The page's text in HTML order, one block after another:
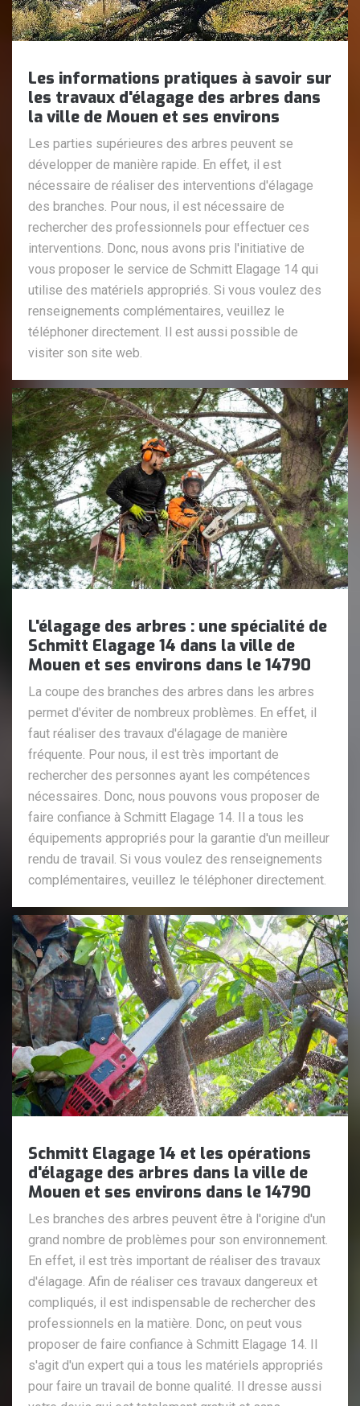
Les informations pratiques à savoir sur
les travaux d'élagage des arbres dans
la ville de Mouen et ses environs
Les parties supérieures des arbres peuvent se
développer de manière rapide. En effet, il est
nécessaire de réaliser des interventions d'élagage
des branches. Pour nous, il est nécessaire de
rechercher des professionnels pour effectuer ces
interventions. Donc, nous avons pris l'initiative de
vous proposer le service de Schmitt Elagage 14 qui
utilise des matériels appropriés. Si vous voulez des
renseignements complémentaires, veuillez le
téléphoner directement. Il est aussi possible de
visiter son site web.
L'élagage des arbres : une spécialité de
Schmitt Elagage 14 dans la ville de
Mouen et ses environs dans le 14790
La coupe des branches des arbres dans les arbres
permet d'éviter de nombreux problèmes. En effet, il
faut réaliser des travaux d'élagage de manière
fréquente. Pour nous, il est très important de
rechercher des personnes ayant les compétences
nécessaires. Donc, nous pouvons vous proposer de
faire confiance à Schmitt Elagage 14. Il a tous les
équipements appropriés pour la garantie d'un meilleur
rendu de travail. Si vous voulez des renseignements
complémentaires, veuillez le téléphoner directement.
Schmitt Elagage 14 et les opérations
d'élagage des arbres dans la ville de
Mouen et ses environs dans le 14790
Les branches des arbres peuvent être à l'origine d'un
grand nombre de problèmes pour son environnement.
En effet, il est très important de réaliser des travaux
d'élagage. Afin de réaliser ces travaux dangereux et
compliqués, il est indispensable de rechercher des
professionnels en la matière. Donc, on peut vous
proposer de faire confiance à Schmitt Elagage 14. Il
s'agit d'un expert qui a tous les matériels appropriés
pour faire un travail de bonne qualité. Il dresse aussi